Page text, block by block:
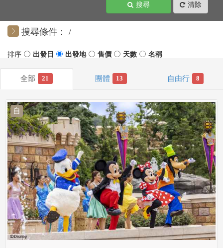
搜尋 清除
搜尋條件：
21 13 8
自